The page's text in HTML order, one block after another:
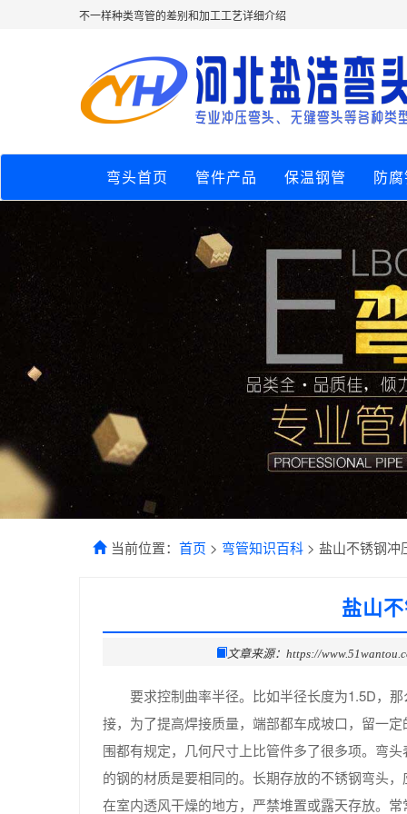
不一样种类弯管的差别和加工工艺详细介绍
弯头首页 管件产品 保温钢管 防
当前位置： 首页 > 弯管知识百科 > 盐山不锈钢冲
盐山
文章来源：https://
要求控制曲率半径。比如半径长度为1.5D，
接，为了提高焊接质量，端部都车成坡口，留一
围都有规定，几何尺寸上比管件多了很多项。弯
的钢的材质是要相同的。长期存放的不锈钢弯头
在室内透风干燥的地方，严禁堆置或露天存放。